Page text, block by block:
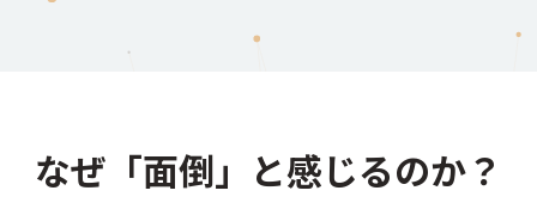
なぜ「面倒」と感じるのか？